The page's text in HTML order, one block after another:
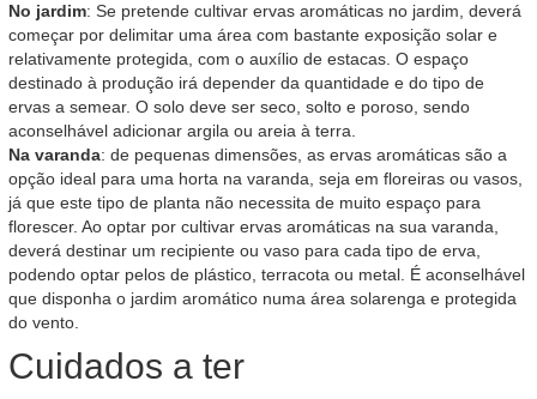
No jardim: Se pretende cultivar ervas aromáticas no jardim, deverá
começar por delimitar uma área com bastante exposição solar e
relativamente protegida, com o auxílio de estacas. O espaço
destinado à produção irá depender da quantidade e do tipo de
ervas a semear. O solo deve ser seco, solto e poroso, sendo
aconselhável adicionar argila ou areia à terra.
Na varanda: de pequenas dimensões, as ervas aromáticas são a
opção ideal para uma horta na varanda, seja em floreiras ou vasos,
já que este tipo de planta não necessita de muito espaço para
florescer. Ao optar por cultivar ervas aromáticas na sua varanda,
deverá destinar um recipiente ou vaso para cada tipo de erva,
podendo optar pelos de plástico, terracota ou metal. É aconselhável
que disponha o jardim aromático numa área solarenga e protegida
do vento.
Cuidados a ter